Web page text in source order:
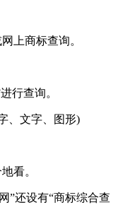
上商标查询。
行查询。
、文字、图形)
看。
”还设有“商标综合查